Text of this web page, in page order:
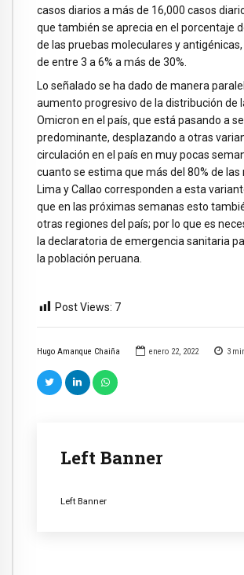
Hugo Amanque Chaiña enero 22, 2022 3
Left Banner
Left Banner
casos diarios a más de 16,000 casos
que también se aprecia en el porcentaje
de las pruebas moleculares y
de entre 3 a 6% a más de 30%.
Lo señalado se ha dado de manera
aumento progresivo de la distribución de
Omicron en el país, que está pasando a
predominante, desplazando a otras
circulación en el país en muy pocas
cuanto se estima que más del 80% de
Lima y Callao corresponden a esta
que en las próximas semanas esto
otras regiones del país; por lo que es
la declaratoria de emergencia sanitaria
la población peruana.
Post Views: 7